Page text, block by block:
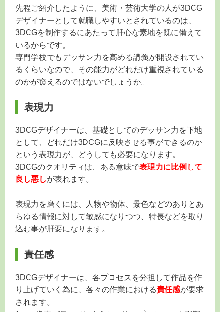
先程ご紹介したように、美術・芸術大学の人が3DCG
デザイナーとして就職しやすいとされているのは、
3DCGを制作するにあたって肝心な素地を既に備えて
いるからです。
専門学校でもデッサン力を高める講義が開設されてい
るくらいなので、その能力がどれだけ重視されている
のかが窺えるのではないでしょうか。
表現力
3DCGデザイナーは、基礎としてのデッサン力を下地
として、どれだけ3DCGに反映させる事ができるのか
という表現力が、どうしても必要になります。
3DCGのクオリティは、ある意味で表現力に比例して
良し悪しが表れます。
表現力を磨くには、人物や物体、景色などのありとあ
らゆる情報に対して敏感になりつつ、特長などを取り
込む事が肝要になります。
責任感
3DCGデザイナーは、各プロセスを分担して作品を作
り上げていく為に、各々の作業における責任感が要求
されます。